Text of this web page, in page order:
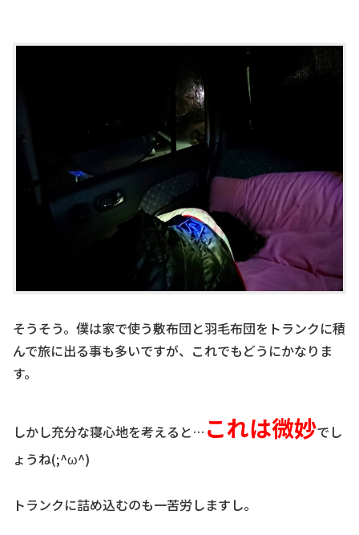
そうそう。僕は家で使う敷布団と羽毛布団をトランクに積
んで旅に出る事も多いですが、これでもどうにかなりま
す。
しかし充分な寝心地を考えると… これは微妙でし
ょうね(;^ω^)
トランクに詰め込むのも一苦労しますし。